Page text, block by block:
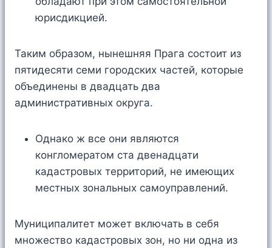
юрисдикцией.
Таким образом, нынешняя Прага состоит из
пятидесяти семи городских частей, которые
объединены в двадцать два
административных округа.
Однако ж все они являются
конгломератом ста двенадцати
кадастровых территорий, не имеющих
местных зональных самоуправлений.
Муниципалитет может включать в себя
множество кадастровых зон, но ни одна из